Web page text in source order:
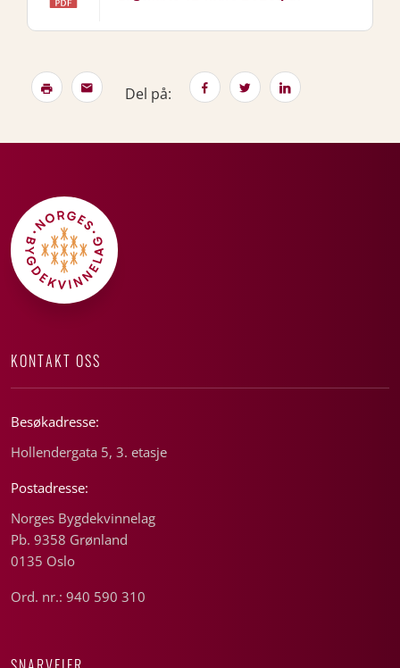
Del på:
KONTAKT OSS
Besøkadresse:
Hollendergata 5, 3. etasje
Postadresse:
Norges Bygdekvinnelag
Pb. 9358 Grønland
0135 Oslo
Ord. nr.: 940 590 310